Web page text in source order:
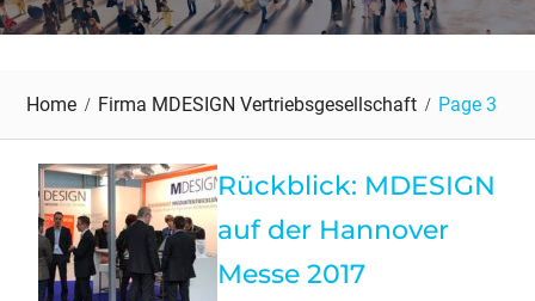
Home Firma MDESIGN Vertriebsgesellschaft Page 3
Rückblick: MDESIGN
auf der Hannover
Messe 2017